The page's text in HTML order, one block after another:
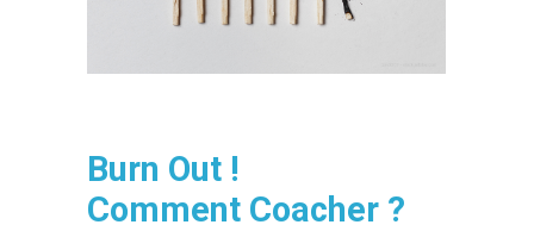
Burn Out !
Comment Coacher ?